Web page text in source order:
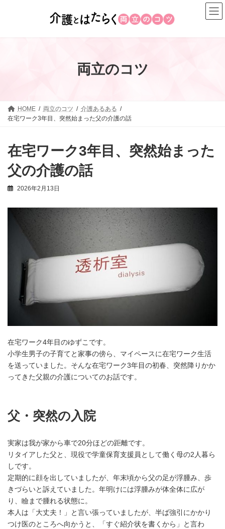
両立のコツ
HOME 両立のコツ
介護あるある
在宅ワーク3年目、突然始まった父の介護の話
在宅ワーク3年目、突然始まった
父の介護の話
2026年2月13日
在宅ワーク4年目のゆずこです。
小学生男子の子育てと家事の傍ら、マイペースに在宅ワーク生活
を送っていました。そんな在宅ワーク3年目の初春、突然降りかか
ってきた父親の介護についてのお話です。
父・突然の入院
実家は我が家から車で20分ほどの距離です。
リタイアした父と、現役で学童保育支援員として働く母の2人暮ら
しです。
定期的に顔を出していましたが、年末頃から父の足が浮腫み、歩
きづらいと訴えていました。年明けには浮腫みが体全体に広が
り、瞼まで腫れる状態に。
本人は「大丈夫！」と言い張っていましたが、半ば強引にかかり
つけ医のところへ向かうと、「すぐ紹介状を書くから」と言わ